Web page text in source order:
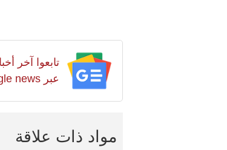
تابعوا آخر
عبر Google news
مواد ذات علاقة